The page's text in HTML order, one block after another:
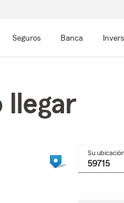
Seguros Banca
llegar
Su ubicación